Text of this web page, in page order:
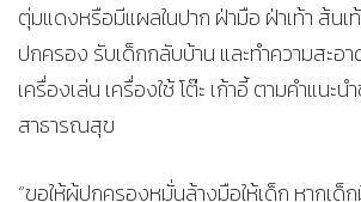
ตุ่มแดงหรือมีแผลในปาก ฝ่ามือ ฝ่าเท้า ส้นเ
ปกครอง รับเด็กกลับบ้าน และทำความสะอ
เครื่องเล่น เครื่องใช้ โต๊ะ เก้าอี้ ตามคำแนะ
สาธารณสุข
“ขอให้ผู้ปกครองหมั่นล้างมือให้เด็ก หากเด็ก